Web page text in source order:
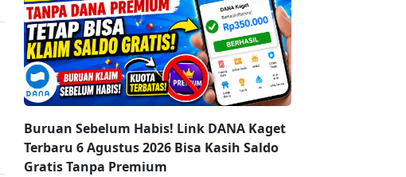
Buruan Sebelum Habis! Link DANA Kaget
Terbaru 6 Agustus 2026 Bisa Kasih Saldo
Gratis Tanpa Premium